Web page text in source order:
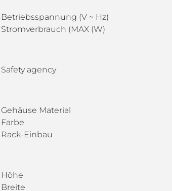
Betriebsspannung (V ~ Hz)
Stromverbrauch (MAX (W)
Safety agency
Gehäuse Material
Farbe
Rack-Einbau
Höhe
Breite